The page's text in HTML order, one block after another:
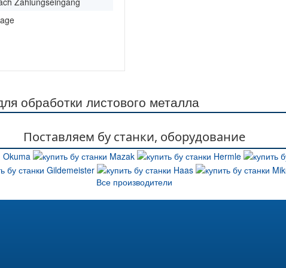
обработки листового металла
Поставляем бу станки, оборудование
Все производители